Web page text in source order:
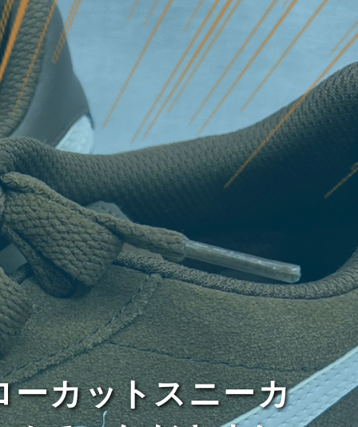
カットスニーカ